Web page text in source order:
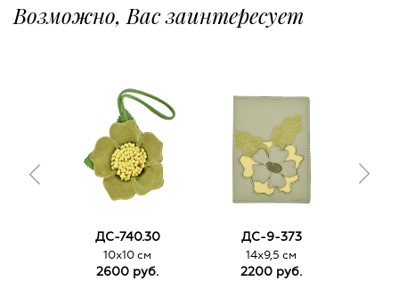
Возможно, Вас заинтересует
ДС-740.30
10х10 см
2600 руб.
ДС-9-373
14х9,5 см
2200 руб.